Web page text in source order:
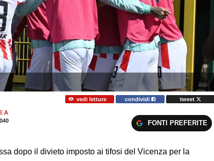
vedi letture condividi tweet
A
FONTI PREFERITE
dopo il divieto imposto ai tifosi del Vicenza per la